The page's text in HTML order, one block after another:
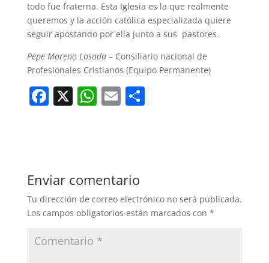
todo fue fraterna. Esta Iglesia es la que realmente
queremos y la acción católica especializada quiere
seguir apostando por ella junto a sus pastores.
Pepe Moreno Losada– Consiliario nacional de
Profesionales Cristianos (Equipo Permanente)
F
b
o
o
X W
A
p
p
E C
tir
Enviar comentario
Tu dirección de correo electrónico no será publicada.
Los campos obligatorios están marcados con *